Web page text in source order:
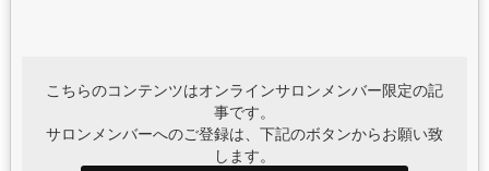
こちらのコンテンツはオンラインサロンメンバー限定の記
事です。
サロンメンバーへのご登録は、下記のボタンからお願い致
します。